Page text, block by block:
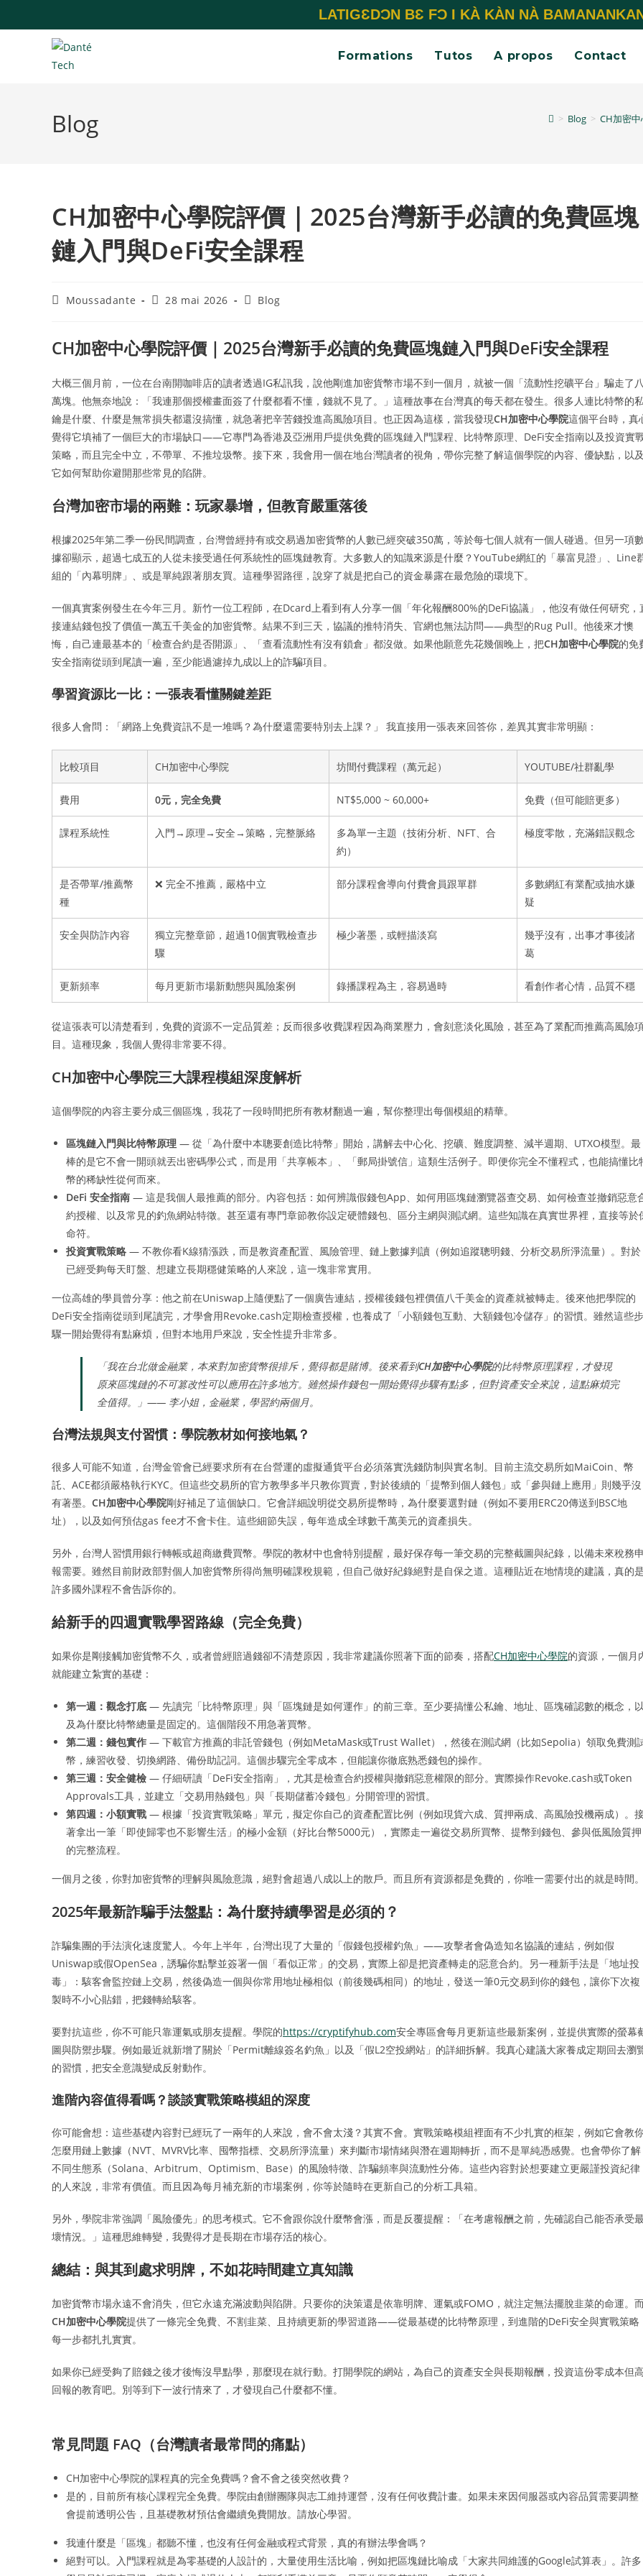
LATIGƐDƆN BƐ FƆ I KÀ KÀN NÀ
Formations Tutos A propos Contact
Blog > Blog > CH加密
CH加密中心學院評價｜2025台灣新手必讀的免費區塊
鏈入門與DeFi安全課程
Moussadante 28 mai 2026 Blog
CH加密中心學院評價｜2025台灣新手必讀的免費區塊鏈入門與DeFi安全課程
大概三個月前，一位在台南開咖啡店的讀者透過IG私訊我，說他剛進加密貨幣市場不到一個月，就被一個「流動性挖礦平台」騙走了八
萬塊。他無奈地說：「我連那個授權畫面簽了什麼都看不懂，錢就不見了。」這種故事在台灣真的每天都在發生。很多人連比特幣的
鑰是什麼、什麼是無常損失都還沒搞懂，就急著把辛苦錢投進高風險項目。也正因為這樣，當我發現CH加密中心學院這個平台時，真
覺得它填補了一個巨大的市場缺口——它專門為香港及亞洲用戶提供免費的區塊鏈入門課程、比特幣原理、DeFi安全指南以及投資實
策略，而且完全中立，不帶單、不推垃圾幣。接下來，我會用一個在地台灣讀者的視角，帶你完整了解這個學院的內容、優缺點，以及
它如何幫助你避開那些常見的陷阱。
台灣加密市場的兩難：玩家暴增，但教育嚴重落後
根據2025年第二季一份民間調查，台灣曾經持有或交易過加密貨幣的人數已經突破350萬，等於每七個人就有一個人碰過。但另一項數
據卻顯示，超過七成五的人從未接受過任何系統性的區塊鏈教育。大多數人的知識來源是什麼？YouTube網紅的「暴富見證」、Line
組的「內幕明牌」、或是單純跟著朋友買。這種學習路徑，說穿了就是把自己的資金暴露在最危險的環境下。
一個真實案例發生在今年三月。新竹一位工程師，在Dcard上看到有人分享一個「年化報酬800%的DeFi協議」，他沒有做任何研究，
接連結錢包投了價值一萬五千美金的加密貨幣。結果不到三天，協議的推特消失、官網也無法訪問——典型的Rug Pull。他後來才懊
悔，自己連最基本的「檢查合約是否開源」、「查看流動性有沒有鎖倉」都沒做。如果他願意先花幾個晚上，把CH加密中心學院的免
安全指南從頭到尾讀一遍，至少能過濾掉九成以上的詐騙項目。
學習資源比一比：一張表看懂關鍵差距
很多人會問：「網路上免費資訊不是一堆嗎？為什麼還需要特別去上課？」 我直接用一張表來回答你，差異其實非常明顯：
比較項目 CH加密中心學院 坊間付費課程（萬元起） YOUTUBE/社群亂學
費用 0元，完全免費 NT$5,000 ~ 60,000+ 免費（但可能賠更多）
課程系統性 入門→原理→安全→策略，完整脈絡
多為單一主題（技術分析、NFT、合
約）
極度零散，充滿錯誤觀念
是否帶單/推薦幣
種
❌ 完全不推薦，嚴格中立 部分課程會導向付費會員跟單群
多數網紅有業配或抽水嫌
疑
安全與防詐內容
獨立完整章節，超過10個實戰檢查步
驟
極少著墨，或輕描淡寫
幾乎沒有，出事才事後諸
葛
更新頻率 每月更新市場新動態與風險案例 錄播課程為主，容易過時 看創作者心情，品質不穩
從這張表可以清楚看到，免費的資源不一定品質差；反而很多收費課程因為商業壓力，會刻意淡化風險，甚至為了業配而推薦高風險
目。這種現象，我個人覺得非常要不得。
CH加密中心學院三大課程模組深度解析
這個學院的內容主要分成三個區塊，我花了一段時間把所有教材翻過一遍，幫你整理出每個模組的精華。
區塊鏈入門與比特幣原理 — 從「為什麼中本聰要創造比特幣」開始，講解去中心化、挖礦、難度調整、減半週期、UTXO模型。最
棒的是它不會一開頭就丟出密碼學公式，而是用「共享帳本」、「郵局掛號信」這類生活例子。即便你完全不懂程式，也能搞懂比
幣的稀缺性從何而來。
DeFi 安全指南 — 這是我個人最推薦的部分。內容包括：如何辨識假錢包App、如何用區塊鏈瀏覽器查交易、如何檢查並撤銷惡意
約授權、以及常見的釣魚網站特徵。甚至還有專門章節教你設定硬體錢包、區分主網與測試網。這些知識在真實世界裡，直接等於
命符。
投資實戰策略 — 不教你看K線猜漲跌，而是教資產配置、風險管理、鏈上數據判讀（例如追蹤聰明錢、分析交易所淨流量）。對於
已經受夠每天盯盤、想建立長期穩健策略的人來說，這一塊非常實用。
一位高雄的學員曾分享：他之前在Uniswap上隨便點了一個廣告連結，授權後錢包裡價值八千美金的資產就被轉走。後來他把學院的
DeFi安全指南從頭到尾讀完，才學會用Revoke.cash定期檢查授權，也養成了「小額錢包互動、大額錢包冷儲存」的習慣。雖然這些步
驟一開始覺得有點麻煩，但對本地用戶來說，安全性提升非常多。
「我在台北做金融業，本來對加密貨幣很排斥，覺得都是賭博。後來看到CH加密中心學院的比特幣原理課程，才發現
原來區塊鏈的不可篡改性可以應用在許多地方。雖然操作錢包一開始覺得步驟有點多，但對資產安全來說，這點麻煩完
全值得。」—— 李小姐，金融業，學習約兩個月。
台灣法規與支付習慣：學院教材如何接地氣？
很多人可能不知道，台灣金管會已經要求所有在台營運的虛擬通貨平台必須落實洗錢防制與實名制。目前主流交易所如MaiCoin、幣
託、ACE都須嚴格執行KYC。但這些交易所的官方教學多半只教你買賣，對於後續的「提幣到個人錢包」或「參與鏈上應用」則幾乎沒
有著墨。 CH加密中心學院剛好補足了這個缺口。它會詳細說明從交易所提幣時，為什麼要選對鏈（例如不要用ERC20傳送到BSC地
址），以及如何預估gas fee才不會卡住。這些細節失誤，每年造成全球數千萬美元的資產損失。
另外，台灣人習慣用銀行轉帳或超商繳費買幣。學院的教材中也會特別提醒，最好保存每一筆交易的完整截圖與紀錄，以備未來稅務申
報需要。雖然目前財政部對個人加密貨幣所得尚無明確課稅規範，但自己做好紀錄絕對是自保之道。這種貼近在地情境的建議，真的是
許多國外課程不會告訴你的。
給新手的四週實戰學習路線（完全免費）
如果你是剛接觸加密貨幣不久，或者曾經賠過錢卻不清楚原因，我非常建議你照著下面的節奏，搭配CH加密中心學院的資源，一個月
就能建立紮實的基礎：
第一週：觀念打底 — 先讀完「比特幣原理」與「區塊鏈是如何運作」的前三章。至少要搞懂公私鑰、地址、區塊確認數的概念，以
及為什麼比特幣總量是固定的。這個階段不用急著買幣。
第二週：錢包實作 — 下載官方推薦的非託管錢包（例如MetaMask或Trust Wallet），然後在測試網（比如Sepolia）領取免費測
幣，練習收發、切換網路、備份助記詞。這個步驟完全零成本，但能讓你徹底熟悉錢包的操作。
第三週：安全健檢 — 仔細研讀「DeFi安全指南」，尤其是檢查合約授權與撤銷惡意權限的部分。實際操作Revoke.cash或Token
Approvals工具，並建立「交易用熱錢包」與「長期儲蓄冷錢包」分開管理的習慣。
第四週：小額實戰 — 根據「投資實戰策略」單元，擬定你自己的資產配置比例（例如現貨六成、質押兩成、高風險投機兩成）。
著拿出一筆「即使歸零也不影響生活」的極小金額（好比台幣5000元），實際走一遍從交易所買幣、提幣到錢包、參與低風險質押
的完整流程。
一個月之後，你對加密貨幣的理解與風險意識，絕對會超過八成以上的散戶。而且所有資源都是免費的，你唯一需要付出的就是時間。
2025年最新詐騙手法盤點：為什麼持續學習是必須的？
詐騙集團的手法演化速度驚人。今年上半年，台灣出現了大量的「假錢包授權釣魚」——攻擊者會偽造知名協議的連結，例如假
Uniswap或假OpenSea，誘騙你點擊並簽署一個「看似正常」的交易，實際上卻是把資產轉走的惡意合約。另一種新手法是「地址投
毒」：駭客會監控鏈上交易，然後偽造一個與你常用地址極相似（前後幾碼相同）的地址，發送一筆0元交易到你的錢包，讓你下次複
製時不小心貼錯，把錢轉給駭客。
要對抗這些，你不可能只靠運氣或朋友提醒。學院的https://cryptifyhub.com安全專區會每月更新這些最新案例，並提供實際的螢幕
圖與防禦步驟。例如最近就新增了關於「Permit離線簽名釣魚」以及「假L2空投網站」的詳細拆解。我真心建議大家養成定期回去瀏
的習慣，把安全意識變成反射動作。
進階內容值得看嗎？談談實戰策略模組的深度
你可能會想：這些基礎內容對已經玩了一兩年的人來說，會不會太淺？其實不會。實戰策略模組裡面有不少扎實的框架，例如它會教
怎麼用鏈上數據（NVT、MVRV比率、囤幣指標、交易所淨流量）來判斷市場情緒與潛在週期轉折，而不是單純憑感覺。也會帶你了解
不同生態系（Solana、Arbitrum、Optimism、Base）的風險特徵、詐騙頻率與流動性分佈。這些內容對於想要建立更嚴謹投資紀律
的人來說，非常有價值。而且因為每月補充新的市場案例，你等於隨時在更新自己的分析工具箱。
另外，學院非常強調「風險優先」的思考模式。它不會跟你說什麼幣會漲，而是反覆提醒：「在考慮報酬之前，先確認自己能否承受最
壞情況。」這種思維轉變，我覺得才是長期在市場存活的核心。
總結：與其到處求明牌，不如花時間建立真知識
加密貨幣市場永遠不會消失，但它永遠充滿波動與陷阱。只要你的決策還是依靠明牌、運氣或FOMO，就注定無法擺脫韭菜的命運。
CH加密中心學院提供了一條完全免費、不割韭菜、且持續更新的學習道路——從最基礎的比特幣原理，到進階的DeFi安全與實戰策略
每一步都扎扎實實。
如果你已經受夠了賠錢之後才後悔沒早點學，那麼現在就行動。打開學院的網站，為自己的資產安全與長期報酬，投資這份零成本但高
回報的教育吧。別等到下一波行情來了，才發現自己什麼都不懂。
常見問題 FAQ（台灣讀者最常問的痛點）
CH加密中心學院的課程真的完全免費嗎？會不會之後突然收費？
是的，目前所有核心課程完全免費。學院由創辦團隊與志工維持運營，沒有任何收費計畫。如果未來因伺服器或內容品質需要調整
會提前透明公告，且基礎教材預估會繼續免費開放。請放心學習。
我連什麼是「區塊」都聽不懂，也沒有任何金融或程式背景，真的有辦法學會嗎？
絕對可以。入門課程就是為零基礎的人設計的，大量使用生活比喻，例如把區塊鏈比喻成「大家共同維護的Google試算表」。許多